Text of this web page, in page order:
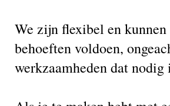
We zijn flexibel en kunnen
behoeften voldoen,
werkzaamheden dat nodig